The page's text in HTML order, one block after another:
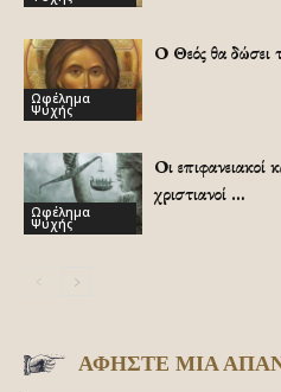
Ωφέλημα
Ψυχής
Ο Θεός θα δώσει
Ωφέλημα
Ψυχής
Οι επιφανειακοί
χριστιανοί …
ΑΦΗΣΤΕ ΜΙΑ